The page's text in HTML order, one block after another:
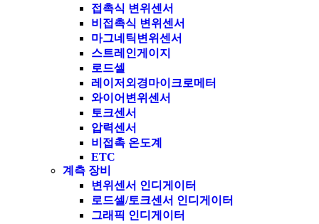
접촉식 변위센서
비접촉식 변위센서
마그네틱변위센서
스트레인게이지
로드셀
레이저외경마이크로메터
와이어변위센서
토크센서
압력센서
비접촉 온도계
ETC
계측 장비
변위센서 인디게이터
로드셀/토크센서 인디게이터
그래픽 인디게이터